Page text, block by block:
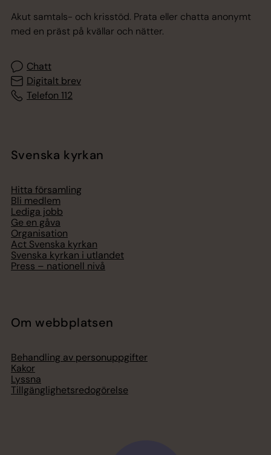
Akut samtals- och krisstöd. Prata eller chatta anonymt
med en präst på kvällar och nätter.
Chatt
Digitalt brev
Telefon 112
Svenska kyrkan
Hitta församling
Bli medlem
Lediga jobb
Ge en gåva
Organisation
Act Svenska kyrkan
Svenska kyrkan i utlandet
Press – nationell nivå
Om webbplatsen
Behandling av personuppgifter
Kakor
Lyssna
Tillgänglighetsredogörelse